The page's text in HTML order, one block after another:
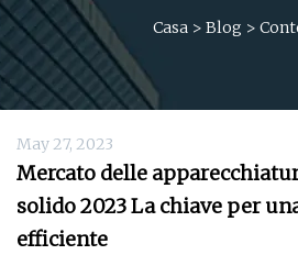
Casa > Blog >
May 27, 2023
Mercato delle
solido 2023 La chiave per
efficiente